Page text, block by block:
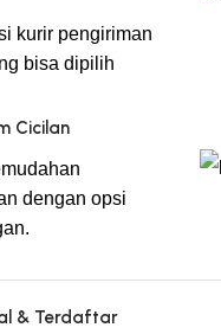
kurir pengiriman
bisa dipilih
Cicilan
dengan opsi
& Terdaftar